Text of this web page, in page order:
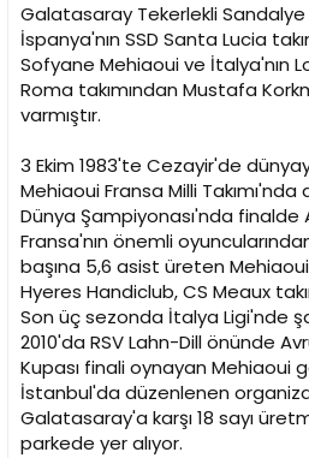
a
n
i
h
i
Galatasaray Tekerlekli Sandalye
İspanya'nın SSD Santa Lucia
Sofyane Mehiaoui ve İtalya'nın
Roma takımından Mustafa
varmıştır.
3 Ekim 1983'te Cezayir'de
Mehiaoui Fransa Milli
Dünya Şampiyonası'nda
Fransa'nın önemli
başına 5,6 asist üreten
Hyeres Handiclub, CS Meaux
Son üç sezonda İtalya Ligi'nde
2010'da RSV Lahn-Dill önünde
Kupası finali oynayan Mehiaoui
İstanbul'da düzenlenen
Galatasaray'a karşı 18 sayı
parkede yer alıyor.